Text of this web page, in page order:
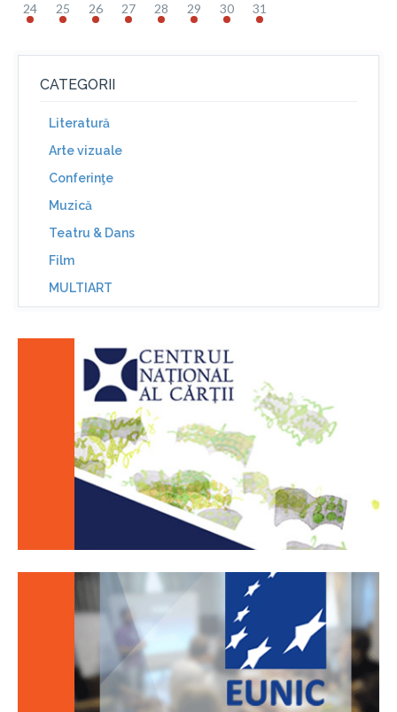
24 25 26 27 28 29 30 31
CATEGORII
Literatură
Arte vizuale
Conferinţe
Muzică
Teatru & Dans
Film
MULTIART